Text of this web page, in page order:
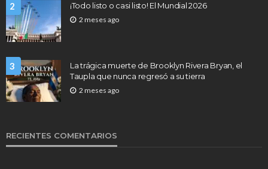
2 ¡Todo listo o casi listo! El Mundial 2026
2 meses ago
3
La trágica muerte de Brooklyn Rivera Bryan, el
Taupla que nunca regresó a su tierra
2 meses ago
RECIENTES COMENTARIOS